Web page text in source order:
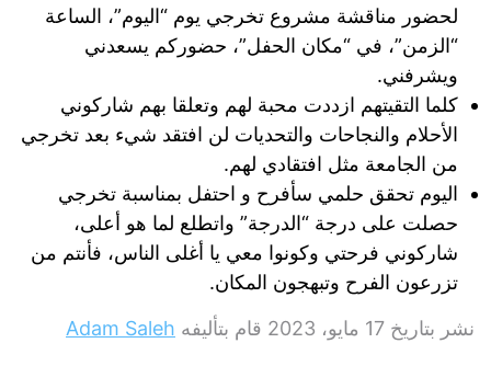
لحضور مناقشة مشروع تخرجي يوم “اليوم”، الساعة
“الزمن”، في “مكان الحفل”، حضوركم يسعدني
ويشرفني.
كلما التقيتهم ازددت محبة لهم وتعلقا بهم شاركوني
الأحلام والنجاحات والتحديات لن افتقد شيء بعد تخرجي
من الجامعة مثل افتقادي لهم.
اليوم تحقق حلمي سأفرح و احتفل بمناسبة تخرجي
حصلت على درجة “الدرجة” واتطلع لما هو أعلى،
شاركوني فرحتي وكونوا معي يا أغلى الناس، فأنتم من
تزرعون الفرح وتبهجون المكان.
نشر بتاريخ 17 مايو، 2023 قام بتأليفه Adam Saleh